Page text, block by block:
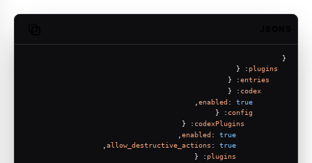
{
plugins
: {
entries
: {
codex
: {
enabled : true
config
: {
codexPlugins
: {
enabled : true
allow_destructive_actions : true
,
plugins
: {